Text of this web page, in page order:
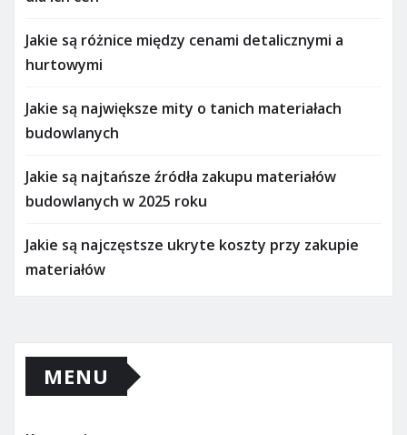
Jakie są różnice między cenami detalicznymi a
hurtowymi
Jakie są największe mity o tanich materiałach
budowlanych
Jakie są najtańsze źródła zakupu materiałów
budowlanych w 2025 roku
Jakie są najczęstsze ukryte koszty przy zakupie
materiałów
MENU